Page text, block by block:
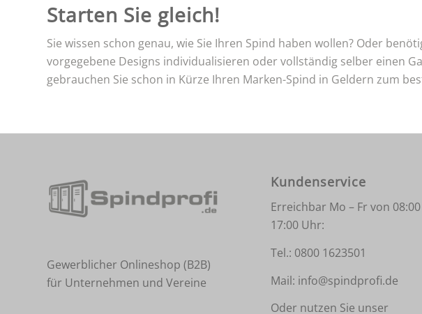
Starten Sie gleich!
Sie wissen schon genau, wie Sie Ihren Spind haben wollen? Oder
vorgegebene Designs individualisieren oder vollständig selber einen
gebrauchen Sie schon in Kürze Ihren Marken-Spind in Geldern zum
Gewerblicher Onlineshop (B2B)
für Unternehmen und Vereine
Kundenservice
Erreichbar Mo – Fr von 08:00
17:00 Uhr:
Tel.: 0800 1623501
Mail: info@spindprofi.de
Oder nutzen Sie unser